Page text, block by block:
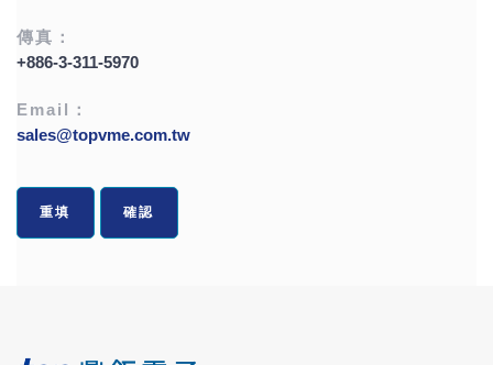
傳真：
+886-3-311-5970
Email：
sales@topvme.com.tw
重填 確認